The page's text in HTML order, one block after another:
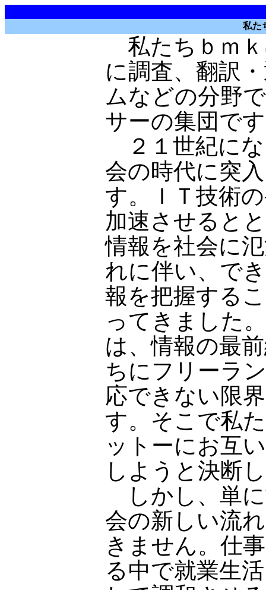
私た
私たちｂｍ
に調査、翻訳
ムなどの分野
サーの集団で
２１世紀に
会の時代に突
す。ＩＴ技術
加速させると
情報を社会に
れに伴い、で
報を把握する
ってきました
は、情報の最
ちにフリーラ
応できない限
す。そこで私
ットーにお互
しようと決断
しかし、単
会の新しい流
きません。仕
る中で就業生